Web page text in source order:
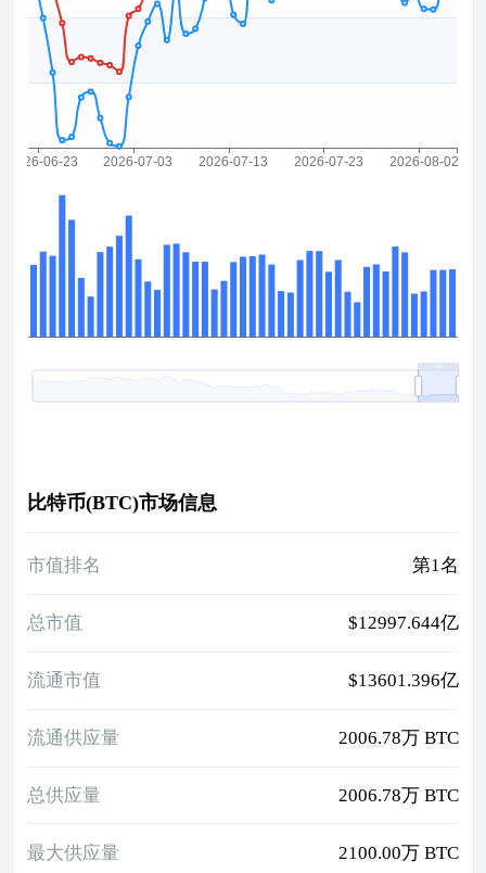
比特币(BTC)市场信息
市值排名 第1名
总市值 $12997.644亿
流通市值 $13601.396亿
流通供应量 2006.78万 BTC
总供应量 2006.78万 BTC
最大供应量 2100.00万 BTC